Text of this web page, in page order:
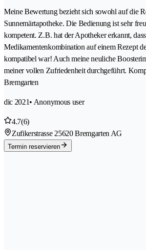
Meine Bewertung bezieht sich sowohl auf die
Sunnemärtapotheke. Die Bedienung ist sehr
kompetent. Z.B. hat der Apotheker erkannt,
Medikamentenkombination auf einem Rezept
kompatibel war! Auch meine neuliche
meiner vollen Zufriedenheit durchgeführt.
Bremgarten
dic 2021• Anonymous user
4.7(6)
Zufikerstrasse 25620 Bremgarten AG
Termin reservieren